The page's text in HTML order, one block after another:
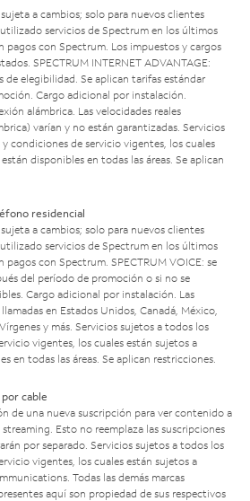
a cambios; solo para nuevos clientes
servicios de Spectrum en los últimos
pagos con Spectrum. Los impuestos y cargos
SPECTRUM INTERNET ADVANTAGE:
de elegibilidad. Se aplican tarifas estándar
Cargo adicional por instalación.
alámbrica. Las velocidades reales
varían y no están garantizadas. Servicios
condiciones de servicio vigentes, los cuales
disponibles en todas las áreas. Se aplican
residencial
a cambios; solo para nuevos clientes
servicios de Spectrum en los últimos
pagos con Spectrum. SPECTRUM VOICE: se
del período de promoción o si no se
Cargo adicional por instalación. Las
en Estados Unidos, Canadá, México,
y más. Servicios sujetos a todos los
vigentes, los cuales están sujetos a
en todas las áreas. Se aplican restricciones.
cable
de una nueva suscripción para ver contenido a
Esto no reemplaza las suscripciones
por separado. Servicios sujetos a todos los
vigentes, los cuales están sujetos a
Todas las demás marcas
aquí son propiedad de sus respectivos